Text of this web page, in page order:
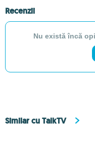
Recenzii
Nu există încă
Similar cu TalkTV